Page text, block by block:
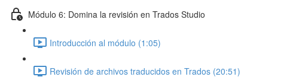
Módulo 6: Domina la revisión en Trados Studio
Introducción al módulo (1:05)
Revisión de archivos traducidos en Trados (20:51)